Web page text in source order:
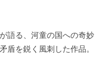
語る、河童の国への奇妙
盾を鋭く風刺した作品。